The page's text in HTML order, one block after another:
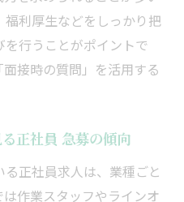
利厚生などをしっかり把
行うことがポイントで
接時の質問」を活用する
正社員 急募の傾向
正社員求人は、業種ごと
作業スタッフやラインオ